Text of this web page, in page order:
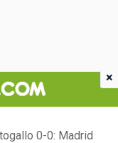
0-0: Madrid
×